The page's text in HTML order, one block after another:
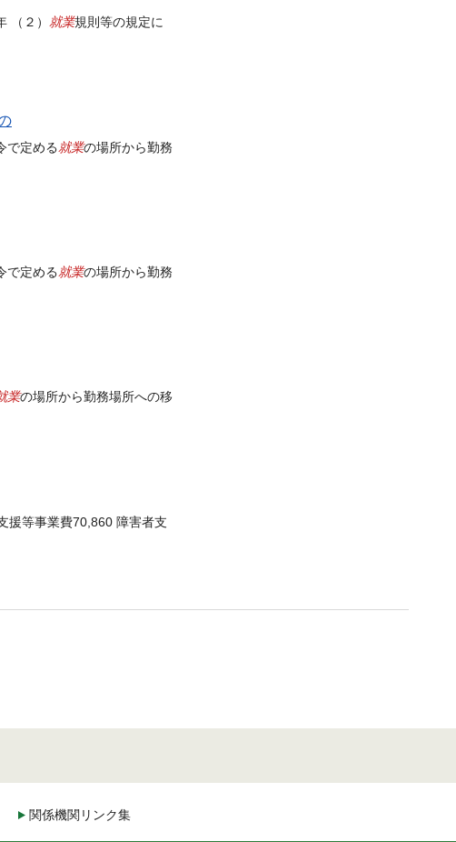
２） 就業規則等の規定に
で定める 就業の場所から勤務
で定める 就業の場所から勤務
業の場所から勤務場所への移
援等事業費70,860 障害者支
関係機関リンク集